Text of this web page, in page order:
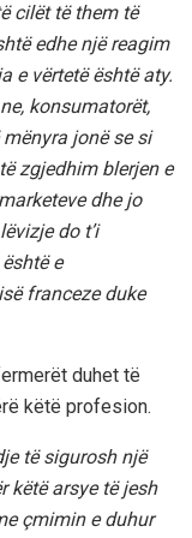
cilët të them të
edhe një reagim
e vërtetë është aty.
konsumatorët,
jonë se si
zgjedhim blerjen e
dhe jo
do t’i
e
franceze duke
duhet të
këtë profesion.
të sigurosh një
këtë arsye të jesh
çmimin e duhur